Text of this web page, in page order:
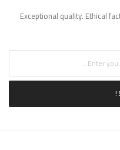
Exceptional quality. Ethical